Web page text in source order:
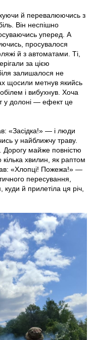
й перевалюючись з
Він неспішно
уперед. А
просувалося
й з автоматами. Ті,
за цією
залишалося не
щосили метнув якийсь
і вибухнув. Хоча
у долоні — ефект це
«Засідка!» — і люди
у найближчу траву.
Дорогу майже повністю
хвилин, як раптом
«Хлопці! Пожежа!» —
пересування,
й прилетіла ця річ,